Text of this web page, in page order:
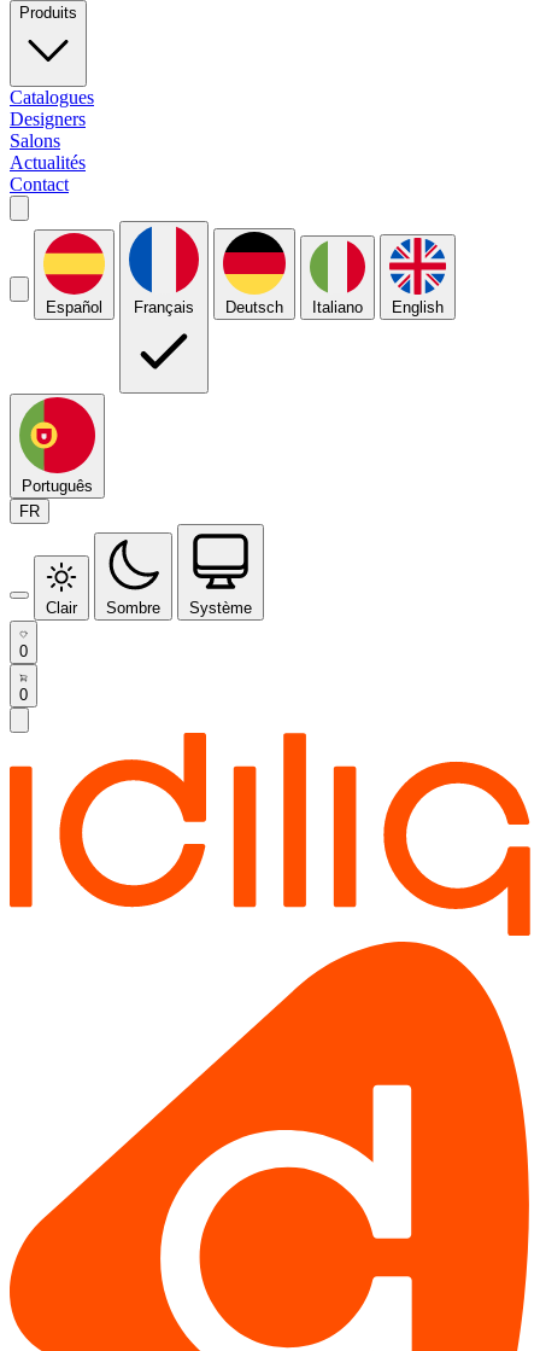
Produits
Catalogues
Designers
Salons
Actualités
Contact
Español Français Deutsch Italiano English
Português
FR
Clair Sombre Système
0
0